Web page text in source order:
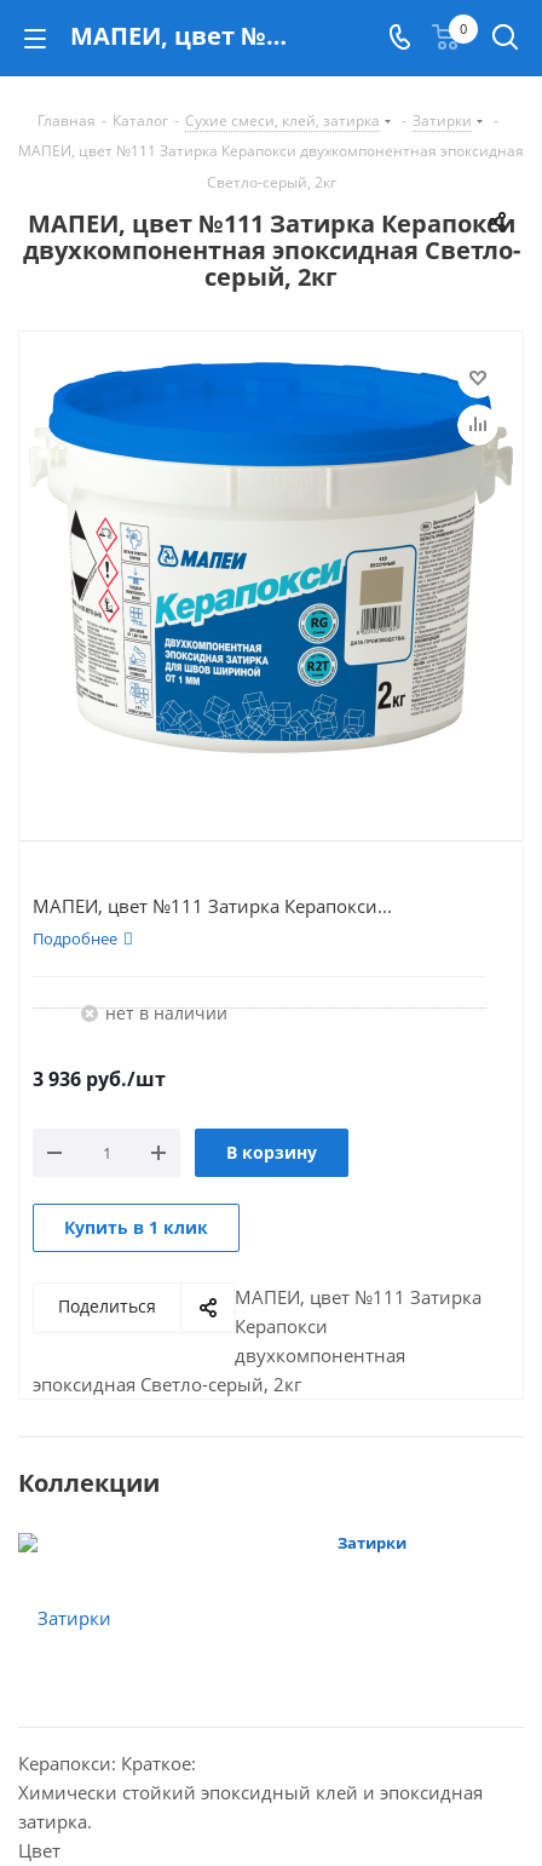
МАПЕИ, цвет №111 Затирка Керапокси двухкомпонентная эпоксидная Светло-серый, 2кг - купить в Екатеринбурге 0
Главная - Каталог - Сухие смеси, клей, затирка - Затирки
-
МАПЕИ, цвет №111 Затирка Керапокси двухкомпонентная эпоксидная
Светло-серый, 2кг
МАПЕИ, цвет №111 Затирка Керапокси
двухкомпонентная эпоксидная Светло-
серый, 2кг
МАПЕИ, цвет №111 Затирка Керапокси...
Подробнее
Нет в наличии
3 936 руб./шт
В корзину
Купить в 1 клик
Поделиться
МАПЕИ, цвет №111 Затирка
Керапокси
двухкомпонентная
эпоксидная Светло-серый, 2кг
Коллекции
Затирки
Керапокси: Краткое:
Химически стойкий эпоксидный клей и эпоксидная
затирка.
Цвет